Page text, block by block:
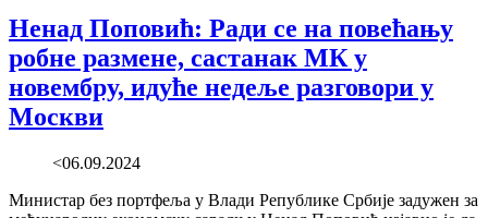
Ненад Поповић: Ради се на повећању
робне размене, састанак МК у
новембру, идуће недеље разговори у
Москви
<06.09.2024
Министар без портфеља у Влади Републике Србије задужен за